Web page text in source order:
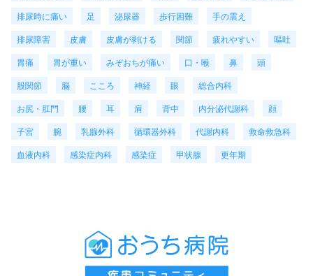
排尿時に痛い
足 泌尿器 歩行困難
手の震え
排尿障害
皮膚 皮膚が剥ける 関節 疲れやすい
嘔吐
胃痛
胃が重い みぞおちが痛い 口・喉 鼻
頭
股関節
脳 こころ 神経 眼
総合内科
お尻・肛門
腰 耳 肩 背中 内分泌代謝科
顔
子宮
腕 乳腺外科 循環器外科 代謝内科
救命救急科
血液内科
感染症内科 感染症 甲状腺 更年期